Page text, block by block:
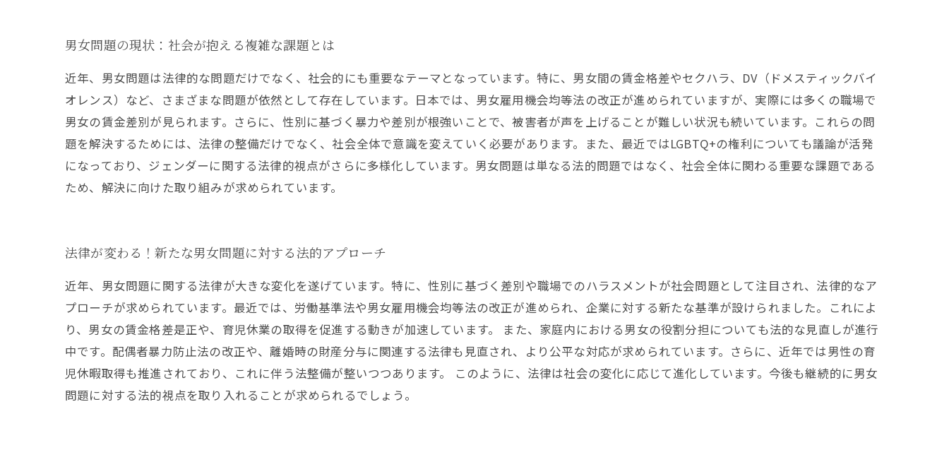
未来を見据えて：男女問題の法的視点から考える新たな展望
男女問題の現状：社会が抱える複雑な課題とは
近年、男女問題は法律的な問題だけでなく、社会的にも重要なテーマとなっています。特に、男女間の賃金格差やセクハラ、DV（ドメスティックバイ
オレンス）など、さまざまな問題が依然として存在しています。日本では、男女雇用機会均等法の改正が進められていますが、実際には多くの職場で
男女の賃金差別が見られます。さらに、性別に基づく暴力や差別が根強いことで、被害者が声を上げることが難しい状況も続いています。これらの問
題を解決するためには、法律の整備だけでなく、社会全体で意識を変えていく必要があります。また、最近ではLGBTQ+の権利についても議論が活発
になっており、ジェンダーに関する法律的視点がさらに多様化しています。男女問題は単なる法的問題ではなく、社会全体に関わる重要な課題である
ため、解決に向けた取り組みが求められています。
法律が変わる！新たな男女問題に対する法的アプローチ
近年、男女問題に関する法律が大きな変化を遂げています。特に、性別に基づく差別や職場でのハラスメントが社会問題として注目され、法律的なア
プローチが求められています。最近では、労働基準法や男女雇用機会均等法の改正が進められ、企業に対する新たな基準が設けられました。これによ
り、男女の賃金格差是正や、育児休業の取得を促進する動きが加速しています。 また、家庭内における男女の役割分担についても法的な見直しが進行
中です。配偶者暴力防止法の改正や、離婚時の財産分与に関連する法律も見直され、より公平な対応が求められています。さらに、近年では男性の育
児休暇取得も推進されており、これに伴う法整備が整いつつあります。 このように、法律は社会の変化に応じて進化しています。今後も継続的に男女
問題に対する法的視点を取り入れることが求められるでしょう。